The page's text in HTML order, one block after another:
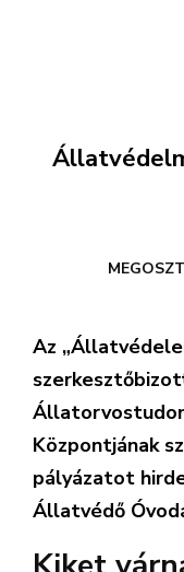
Az
Központjának
pályázatot
Állatvédő